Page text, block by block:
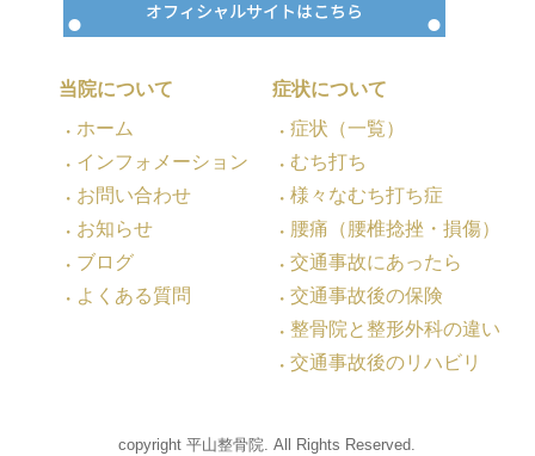
当院について
ホーム
インフォメーション
お問い合わせ
お知らせ
ブログ
よくある質問
症状について
症状（一覧）
むち打ち
様々なむち打ち症
腰痛（腰椎捻挫・損傷）
交通事故にあったら
交通事故後の保険
整骨院と整形外科の違い
交通事故後のリハビリ
copyright 平山整骨院. All Rights Reserved.